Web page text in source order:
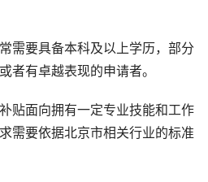
需要具备本科及以上学历，部分
者有卓越表现的申请者。
贴面向拥有一定专业技能和工作
需要依据北京市相关行业的标准